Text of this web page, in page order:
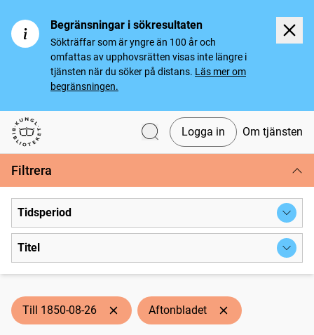
Begränsningar i sökresultaten
Sökträffar som är yngre än 100 år och
omfattas av upphovsrätten visas inte längre i
tjänsten när du söker på distans. Läs mer om
begränsningen.
Svenska tidningar
Logga in Om tjänsten
Filtrera
Tidsperiod
Titel
Till 1850-08-26 Aftonbladet